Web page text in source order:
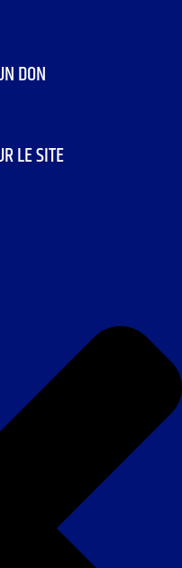
DON
LE SITE